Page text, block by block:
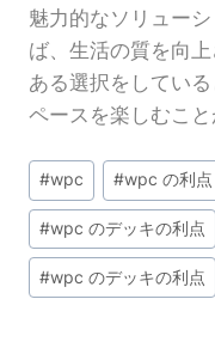
魅力的なソリュー
ば、生活の質を向
ある選択をしてい
ペースを楽しむこと
投
稿
タ
グ
#wpc #wpc の利点
#wpc のデッキの利点
#wpc のデッキの利点